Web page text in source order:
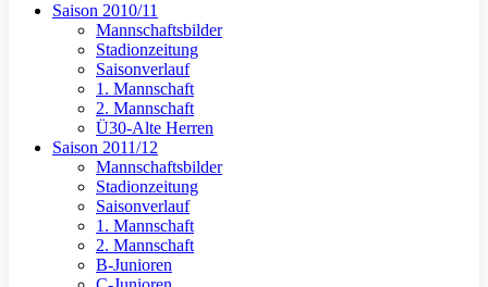
Saison 2010/11
Mannschaftsbilder
Stadionzeitung
Saisonverlauf
1. Mannschaft
2. Mannschaft
Ü30-Alte Herren
Saison 2011/12
Mannschaftsbilder
Stadionzeitung
Saisonverlauf
1. Mannschaft
2. Mannschaft
B-Junioren